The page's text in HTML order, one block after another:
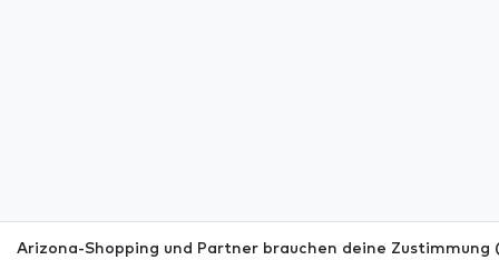
Arizona-Shopping und Partner brauchen deine Zustimmung